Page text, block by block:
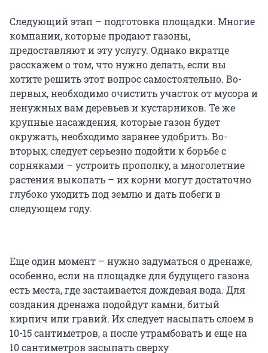
Следующий этап – подготовка площадки. Многие
компании, которые продают газоны,
предоставляют и эту услугу. Однако вкратце
расскажем о том, что нужно делать, если вы
хотите решить этот вопрос самостоятельно. Во-
первых, необходимо очистить участок от мусора и
ненужных вам деревьев и кустарников. Те же
крупные насаждения, которые газон будет
окружать, необходимо заранее удобрить. Во-
вторых, следует серьезно подойти к борьбе с
сорняками – устроить прополку, а многолетние
растения выкопать – их корни могут достаточно
глубоко уходить под землю и дать побеги в
следующем году.
Еще один момент – нужно задуматься о дренаже,
особенно, если на площадке для будущего газона
есть места, где застаивается дождевая вода. Для
создания дренажа подойдут камни, битый
кирпич или гравий. Их следует насыпать слоем в
10-15 сантиметров, а после утрамбовать и еще на
10 сантиметров засыпать сверху